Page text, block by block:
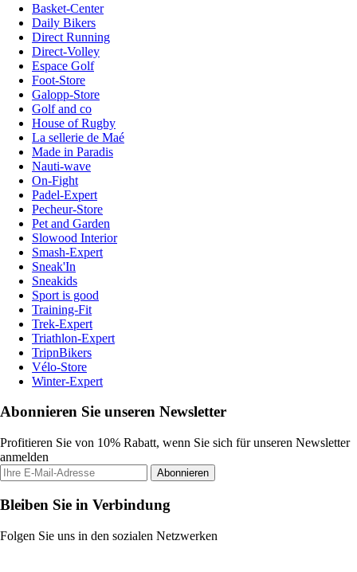
Basket-Center
Daily Bikers
Direct Running
Direct-Volley
Espace Golf
Foot-Store
Galopp-Store
Golf and co
House of Rugby
La sellerie de Maé
Made in Paradis
Nauti-wave
On-Fight
Padel-Expert
Pecheur-Store
Pet and Garden
Slowood Interior
Smash-Expert
Sneak'In
Sneakids
Sport is good
Training-Fit
Trek-Expert
Triathlon-Expert
TripnBikers
Vélo-Store
Winter-Expert
Abonnieren Sie unseren Newsletter
Profitieren Sie von 10% Rabatt, wenn Sie sich für unseren Newsletter
anmelden
Abonnieren
Bleiben Sie in Verbindung
Folgen Sie uns in den sozialen Netzwerken